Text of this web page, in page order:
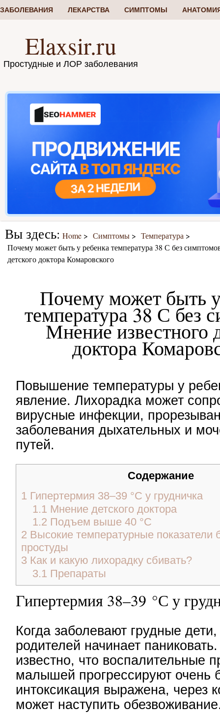
ЗАБОЛЕВАНИЯ ЛЕКАРСТВА СИМПТОМЫ
Elaxsir.ru
Простудные и ЛОР заболевания
Вы здесь: Home Симптомы
Температура
Почему может быть у ребенка температура 38 С без
детского доктора Комаровского
Почему может быть
температура 38 С без
Мнение известного
доктора
Повышение температуры у
явление. Лихорадка может
вирусные инфекции,
заболевания дыхательных и
путей.
Содержание
1 Гипертермия 38–39 °С у грудничка
1.1 Мнение детского доктора
1.2 Подъем выше 40 °С
2 Высокие температурные показатели
простуды
3 Как и какую лихорадку сбивать?
3.1 Препараты
Гипертермия 38–39 °С у
Когда заболевают грудные
родителей начинает
известно, что воспалительные
малышей прогрессируют очень
интоксикация выражена, через
может наступить